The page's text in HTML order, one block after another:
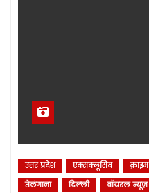
उत्तर प्रदेश एक्सक्लूसिव क्राइम
तेलंगाना
दिल्‍ली वॉयरल न्यूज़